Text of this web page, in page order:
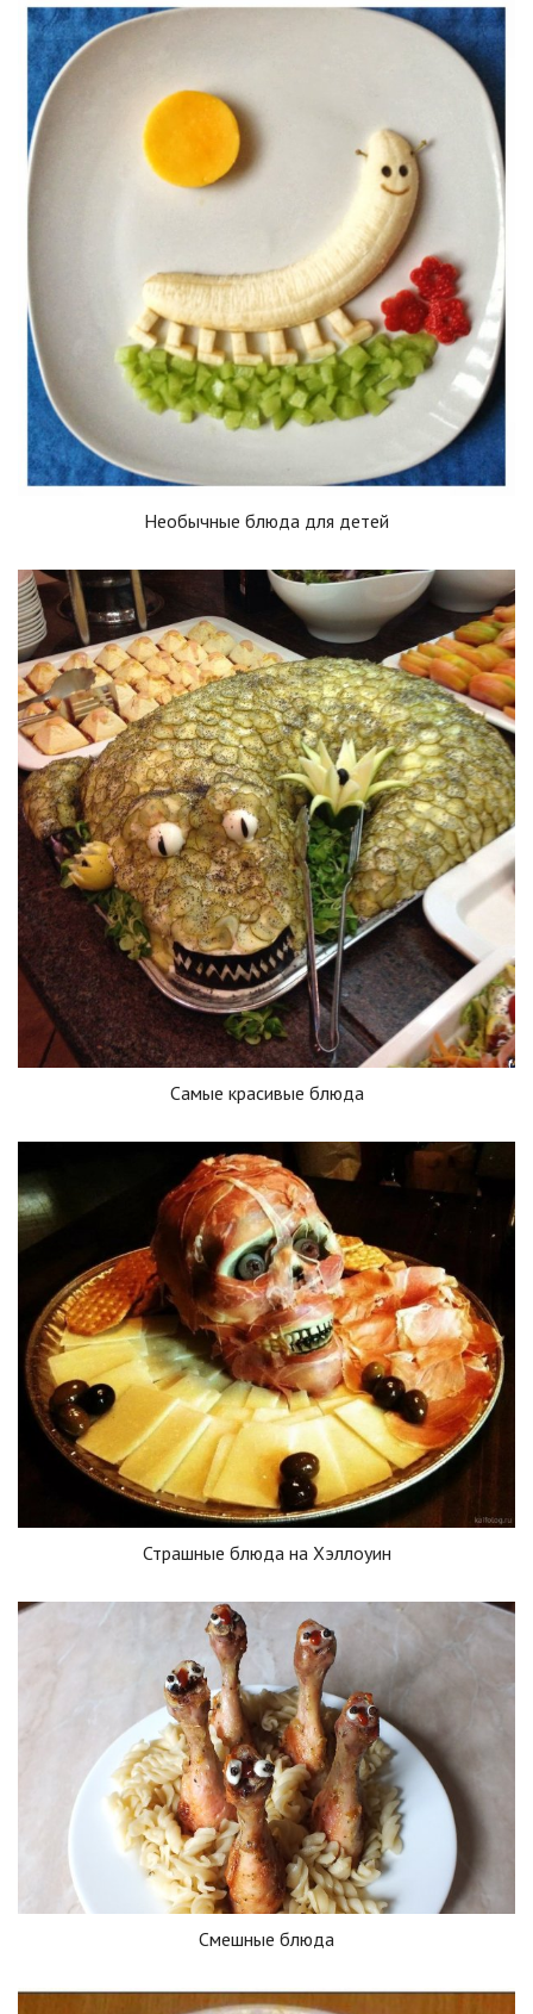
Необычные блюда для детей
Самые красивые блюда
Страшные блюда на Хэллоуин
Смешные блюда